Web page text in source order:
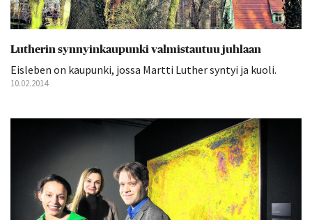
Lutherin synnyinkaupunki valmistautuu juhlaan
Eisleben on kaupunki, jossa Martti Luther syntyi ja kuoli.
10.02.2014